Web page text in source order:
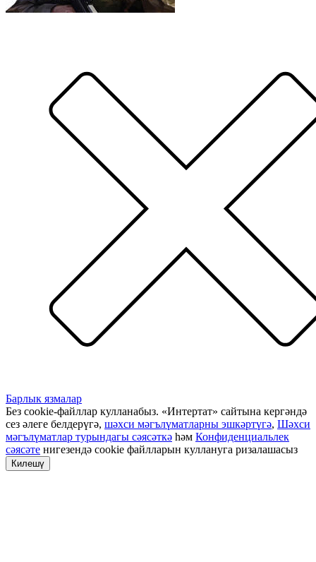
Барлык язмалар
Без cookie-файллар кулланабыз. «Интертат» сайтына кергәндә
сез әлеге белдерүгә, шәхси мәгълүматларны эшкәртүгә, Шәхси
мәгълүматлар турындагы сәясәткә һәм Конфиденциальлек
сәясәте нигезендә cookie файлларын куллануга ризалашасыз
Килешү